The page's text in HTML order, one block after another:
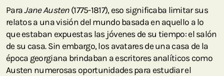
ParaJane Austen(1775-1817), eso significaba limitar sus
relatos a una visión del mundo basada en aquello a lo
que estaban expuestas las jóvenes de su tiempo: el salón
de su casa. Sin embargo, los avatares de una casa de la
época georgiana brindaban a escritores analíticos como
Austen numerosas oportunidades para estudiar el